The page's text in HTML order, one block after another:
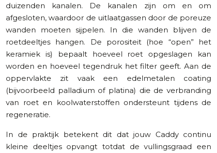
duizenden kanalen. De kanalen zijn om en om
afgesloten, waardoor de uitlaatgassen door de poreuze
wanden moeten sijpelen. In die wanden blijven de
roetdeeltjes hangen. De porositeit (hoe “open” het
keramiek is) bepaalt hoeveel roet opgeslagen kan
worden en hoeveel tegendruk het filter geeft. Aan de
oppervlakte zit vaak een edelmetalen coating
(bijvoorbeeld palladium of platina) die de verbranding
van roet en koolwaterstoffen ondersteunt tijdens de
regeneratie.
In de praktijk betekent dit dat jouw Caddy continu
kleine deeltjes opvangt totdat de vullingsgraad een